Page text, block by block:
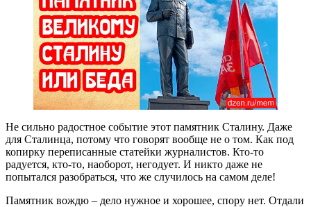
Не сильно радостное событие этот памятник Сталину. Даже
для Сталинца, потому что говорят вообще не о том. Как под
копирку переписанные статейки журналистов. Кто-то
радуется, кто-то, наоборот, негодует. И никто даже не
попытался разобраться, что же случилось на самом деле!
Памятник вождю – дело нужное и хорошее, спору нет. Отдали